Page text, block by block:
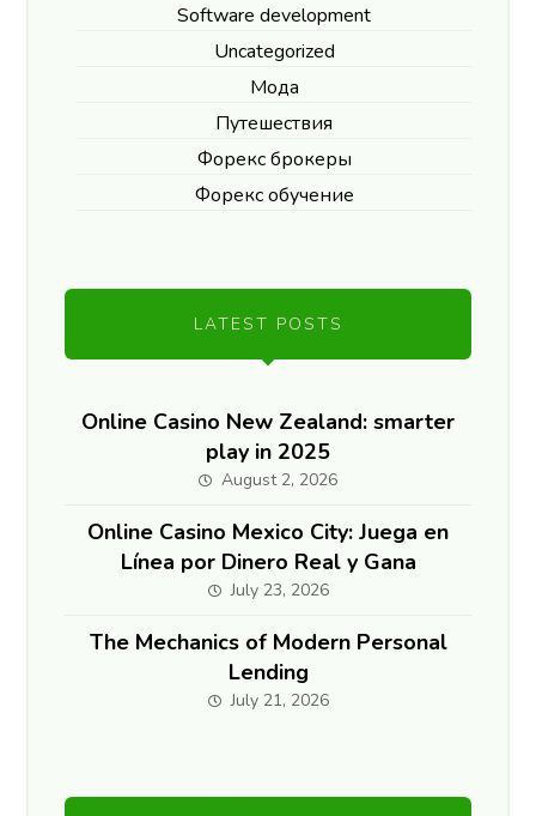
Software development
Uncategorized
Мода
Путешествия
Форекс брокеры
Форекс обучение
LATEST POSTS
Online Casino New Zealand: smarter
play in 2025
August 2, 2026
Online Casino Mexico City: Juega en
Línea por Dinero Real y Gana
July 23, 2026
The Mechanics of Modern Personal
Lending
July 21, 2026